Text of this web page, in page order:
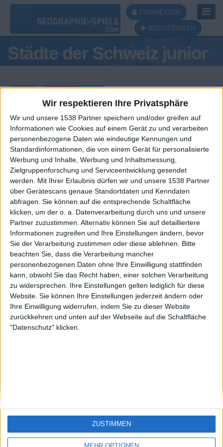
Wir respektieren Ihre Privatsphäre
Wir und unsere 1538 Partner speichern und/oder greifen auf
Informationen wie Cookies auf einem Gerät zu und verarbeiten
personenbezogene Daten wie eindeutige Kennungen und
Standardinformationen, die von einem Gerät für personalisierte
Werbung und Inhalte, Werbung und Inhaltsmessung,
Zielgruppenforschung und Serviceentwicklung gesendet
werden. Mit Ihrer Erlaubnis dürfen wir und unsere 1538 Partner
über Gerätescans genaue Standortdaten und Kenndaten
abfragen. Sie können auf die entsprechende Schaltfläche
klicken, um der o. a. Datenverarbeitung durch uns und unsere
Partner zuzustimmen. Alternativ können Sie auf detailliertere
Informationen zugreifen und Ihre Einstellungen ändern, bevor
Sie der Verarbeitung zustimmen oder diese ablehnen. Bitte
beachten Sie, dass die Verarbeitung mancher
personenbezogenen Daten ohne Ihre Einwilligung stattfinden
kann, obwohl Sie das Recht haben, einer solchen Verarbeitung
zu widersprechen. Ihre Einstellungen gelten lediglich für diese
Website. Sie können Ihre Einstellungen jederzeit ändern oder
Ihre Einwilligung widerrufen, indem Sie zu dieser Website
zurückkehren und unten auf der Webseite auf die Schaltfläche
"Datenschutz" klicken.
ZUSTIMMEN
CONNEXION
REGISTRIEREN
Städte der Schweiz junior
Tagespodest
#1
eek
#2
sontagch
Si vous êtes francophone, vous devriez aller
🇺🇸 We noticed you’re visiting
from an English-speaking
country
Join our American version now and be
among the firsts to submit your score
on our leaderboards!
Let's visit GeoHeroes.com!